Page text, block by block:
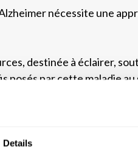
Details
nécessite une
destinée à éclairer,
par cette maladie
de soin, les
de vie des résidents